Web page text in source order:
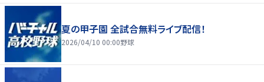
夏の甲子園 全試合無料ライブ配信！
2026/04/10 00:00野球